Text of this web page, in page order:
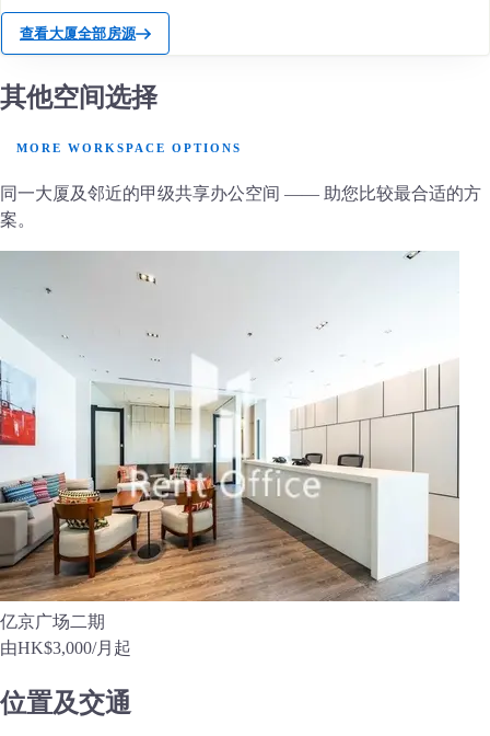
查看大厦全部房源
其他空间选择
MORE WORKSPACE OPTIONS
同一大厦及邻近的甲级共享办公空间 —— 助您比较最合适的方
案。
亿京广场二期
由HK$3,000/月起
位置及交通